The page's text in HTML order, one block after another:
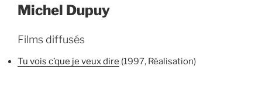
Michel Dupuy
Films diffusés
Tu vois c’que je veux dire (1997, Réalisation)